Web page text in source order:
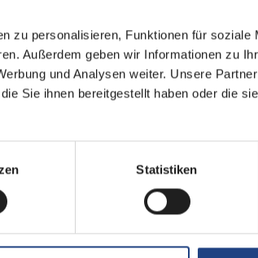
zu personalisieren, Funktionen für soziale
Außerdem geben wir Informationen zu
und Analysen weiter. Unsere
Sie ihnen bereitgestellt haben oder die
Statistiken
Campervan
3.500 kg
Diesel
2